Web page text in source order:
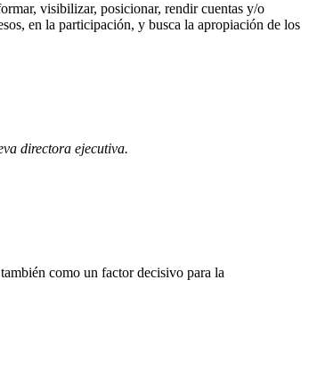
visibilizar, posicionar, rendir cuentas y/o
en la participación, y busca la apropiación de los
directora ejecutiva.
como un factor decisivo para la